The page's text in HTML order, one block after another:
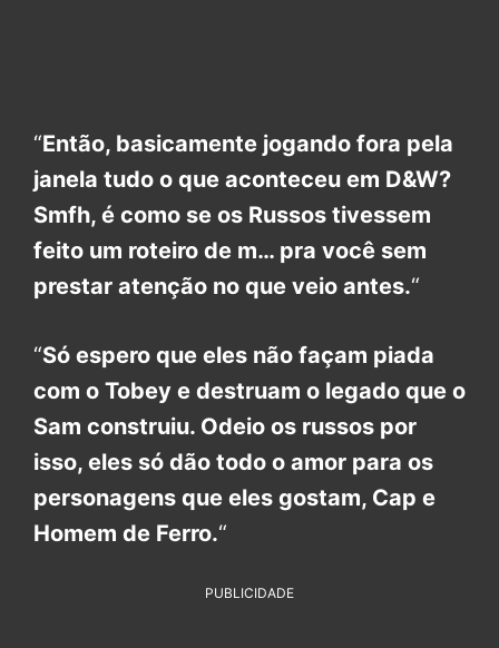
“Então, basicamente jogando fora pela
janela tudo o que aconteceu em D&W?
Smfh, é como se os Russos tivessem
feito um roteiro de m… pra você sem
prestar atenção no que veio antes.“
“Só espero que eles não façam piada
com o Tobey e destruam o legado que o
Sam construiu. Odeio os russos por
isso, eles só dão todo o amor para os
personagens que eles gostam, Cap e
Homem de Ferro.“
PUBLICIDADE